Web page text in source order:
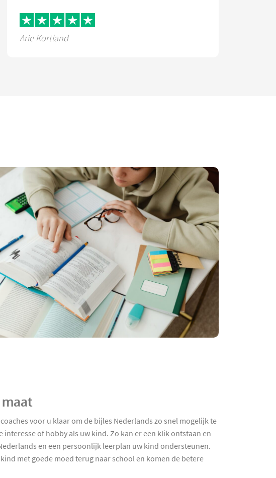
Arie Kortland
voor u klaar om de bijles Nederlands zo snel mogelijk te
of hobby als uw kind. Zo kan er een klik ontstaan en
en een persoonlijk leerplan uw kind ondersteunen.
met goede moed terug naar school en komen de betere